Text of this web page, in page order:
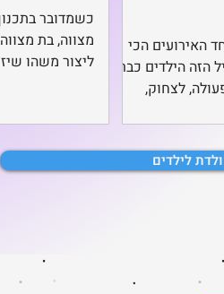
האירועים הכי
הזה הילדים כבר
לצחוק,
– מהבלון ועד
נכנס לתמונה
מפעיל ליום הולדת 5 . באתר Happy4U אפשר
קיימים,
מ
כשמדובר
מצווה, בת
ליצור משהו
מאות מפעילים
הסוגים, שילוב
היום הקהל מחפש
לילדים